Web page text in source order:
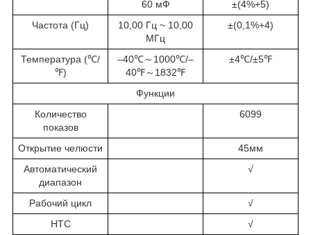
60 мФ
±(4%+5)
Частота (Гц)
10,00 Гц ~ 10,00
МГц
±(0,1%+4)
Температура (℃/
℉)
–40℃～1000℃/–
40℉～1832℉
±4℃/±5℉
Функции
Количество
показов
6099
Открытие челюсти
45мм
Автоматический
диапазон
√
Рабочий цикл
√
НТС
√